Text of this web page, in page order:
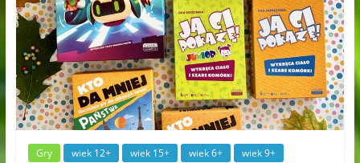
Gry wiek 12+ wiek 15+ wiek 6+ wiek 9+